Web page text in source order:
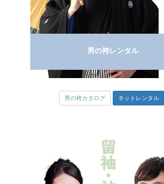
男の袴レンタル
男の袴カタログ ネットレンタル